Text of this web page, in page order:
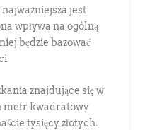
jest
wpływa na ogólną
będzie bazować
znajdujące się w
metr kwadratowy
tysięcy złotych.